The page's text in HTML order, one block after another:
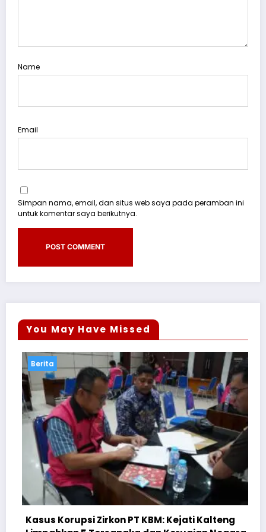
Name
Email
Simpan nama, email, dan situs web saya pada peramban ini
untuk komentar saya berikutnya.
You May Have Missed
Zirkon PT KBM: Kejati Kalteng
Berita